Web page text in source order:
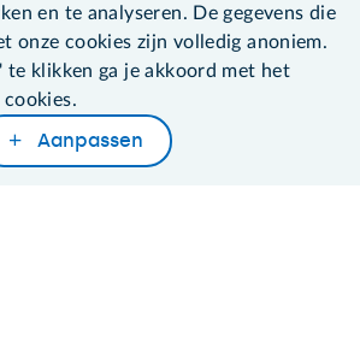
lezenDelenWoordenboek
en te analyseren. De gegevens die
onze cookies zijn volledig anoniem.
te klikken ga je akkoord met het
cookies.
Aanpassen